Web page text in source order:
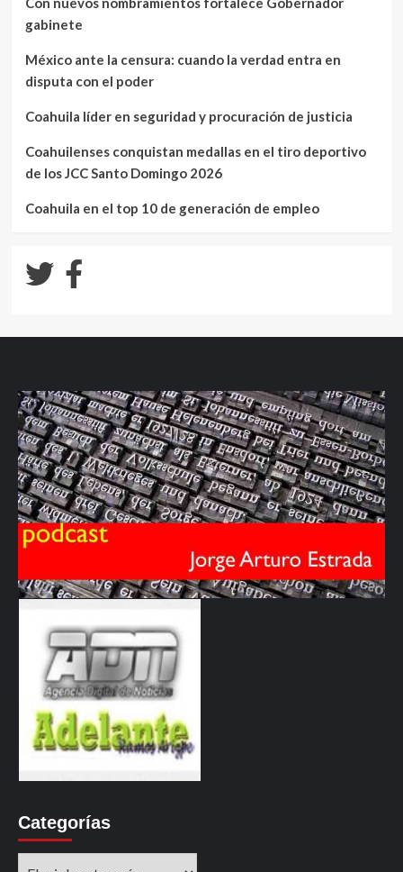
gabinete
México ante la censura: cuando la verdad entra en
disputa con el poder
Coahuila líder en seguridad y procuración de justicia
Coahuilenses conquistan medallas en el tiro deportivo
de los JCC Santo Domingo 2026
Coahuila en el top 10 de generación de empleo
Categorías